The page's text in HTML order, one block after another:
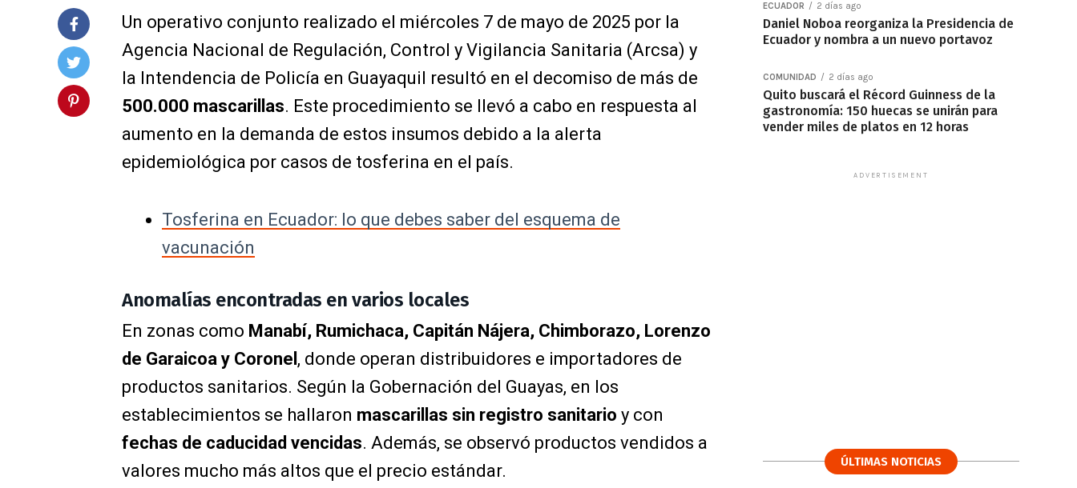
Un operativo conjunto realizado el miércoles 7 de mayo de 2025 por la
Agencia Nacional de Regulación, Control y Vigilancia Sanitaria (Arcsa) y
la Intendencia de Policía en Guayaquil resultó en el decomiso de más de
500.000 mascarillas. Este procedimiento se llevó a cabo en respuesta al
aumento en la demanda de estos insumos debido a la alerta
epidemiológica por casos de tosferina en el país.
Tosferina en Ecuador: lo que debes saber del esquema de
vacunación
Anomalías encontradas en varios locales
En zonas como Manabí, Rumichaca, Capitán Nájera, Chimborazo, Lorenzo
de Garaicoa y Coronel , donde operan distribuidores e importadores de
productos sanitarios. Según la Gobernación del Guayas, en los
establecimientos se hallaron mascarillas sin registro sanitario y con
fechas de caducidad vencidas. Además, se observó productos vendidos a
valores mucho más altos que el precio estándar.
ECUADOR 2 días ago
Daniel Noboa reorganiza la Presidencia de
Ecuador y nombra a un nuevo portavoz
COMUNIDAD 2 días ago
Quito buscará el Récord Guinness de la
gastronomía: 150 huecas se unirán para
vender miles de platos en 12 horas
ADVERTISEMENT
ÚLTIMAS NOTICIAS